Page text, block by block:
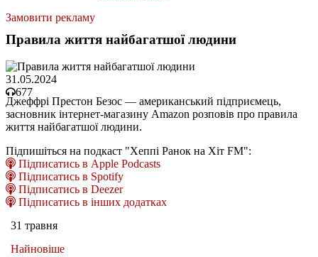
Замовити рекламу
Правила життя найбагатшої людини
31.05.2024
677
Джеффрі Престон Безос — американський підприємець,
засновник інтернет-магазину Amazon розповів про правила
життя найбагатшої людини.
Підпишіться на подкаст "Хеппі Ранок на Хіт FM":
Підписатись в Apple Podcasts
Підписатись в Spotify
Підписатись в Deezer
Підписатись в інших додатках
31 травня
Найновіше